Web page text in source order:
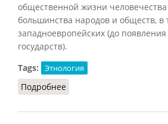
общественной жизни человечества
большинства народов и обществ, в
западноевропейских (до
государств).
Tags:
Этнология
Подробнее